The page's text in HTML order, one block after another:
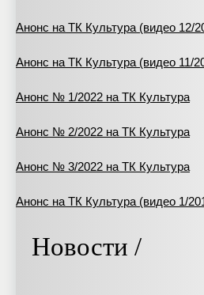
Анонс на ТК Культура (видео 12/
Анонс на ТК Культура (видео 11/
Анонс № 1/2022 на ТК Культура
Анонс № 2/2022 на ТК Культура
Анонс № 3/2022 на ТК Культура
Анонс на ТК Культура (видео 1/
Новости /